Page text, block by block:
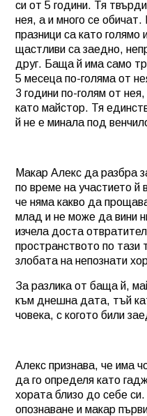
си от 5 години. Тя
нея, а и много се
празници са като голямо
щастливи са заедно,
друг. Баща й има само
5 месеца по-голяма от
3 години по-голям от
като майстор. Тя
й не е минала под
Макар Алекс да разбра
по време на участието й
че няма какво да
млад и не може да вини
изчела доста
пространството по
злобата на непознати
За разлика от баща й,
към днешна дата, тъй
човека, с когото били
Алекс признава, че има
да го определя като
хората близо до себе
опознаване и макар